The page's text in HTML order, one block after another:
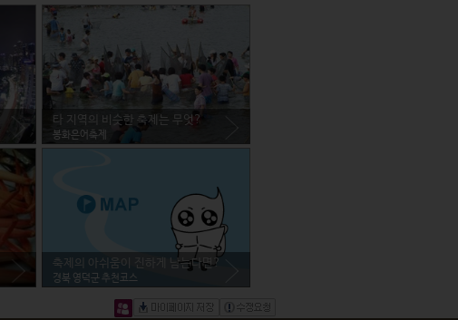
타 지역의 비슷한 축제는 무엇?
봉화은어축제
축제의 아쉬움이 진하게 남는다면?
경북 영덕군 추천코스